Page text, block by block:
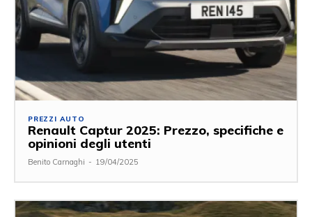
PREZZI AUTO
Renault Captur 2025: Prezzo, specifiche e
opinioni degli utenti
Benito Carnaghi - 19/04/2025